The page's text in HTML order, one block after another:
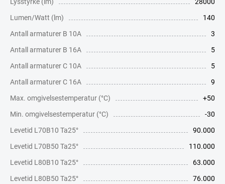
Lumen/Watt (lm)
140
Antall armaturer B 10A
3
Antall armaturer B 16A
5
Antall armaturer C 10A
5
Antall armaturer C 16A
9
Max. omgivelsestemperatur (°C)
+50
Min. omgivelsestemperatur (°C)
-30
Levetid L70B10 Ta25°
90.000
Levetid L70B50 Ta25°
110.000
Levetid L80B10 Ta25°
63.000
Levetid L80B50 Ta25°
76.000